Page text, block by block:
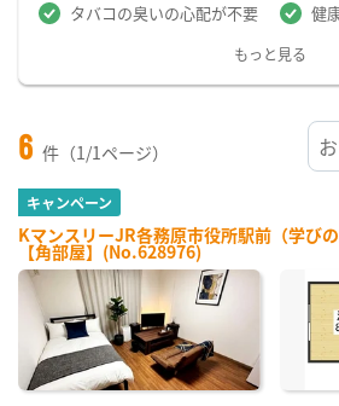
タバコの臭いの心配が不要 健
もっと見る
6 件（1/1ページ）
キャンペーン
KマンスリーJR各務原市役所駅前（学び
【角部屋】(No.628976)